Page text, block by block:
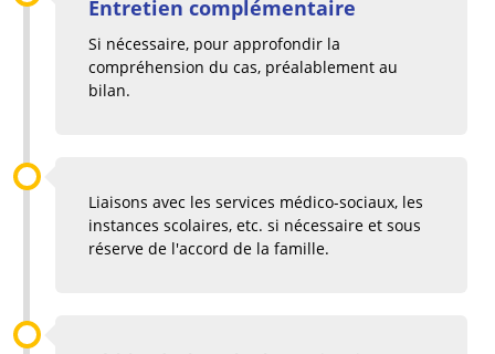
Entretien complémentaire
Si nécessaire, pour approfondir la
compréhension du cas, préalablement au
bilan.
Liaisons avec les services médico-sociaux, les
instances scolaires, etc. si nécessaire et sous
réserve de l'accord de la famille.